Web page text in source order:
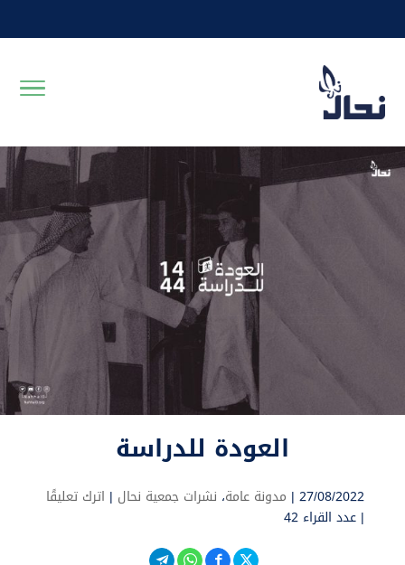
العودة للدراسة
27/08/2022 | مدونة عامة، نشرات جمعية نحال | اترك تعليقًا
| عدد القراء 42